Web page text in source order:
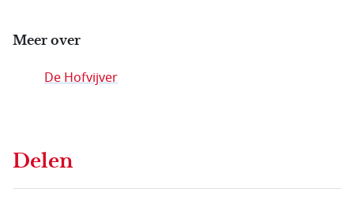
Meer over
De Hofvijver
Delen